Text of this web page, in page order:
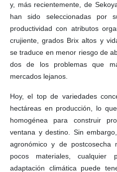
y, más recientemente, de
han sido seleccionadas por
productividad con atributos
crujiente, grados Brix altos y
se traduce en menor riesgo de
dos de los problemas que
mercados lejanos.
Hoy, el top de variedades
hectáreas en producción, lo
homogénea para construir
ventana y destino. Sin
agronómico y de postcosecha
pocos materiales, cualquier
adaptación climática puede